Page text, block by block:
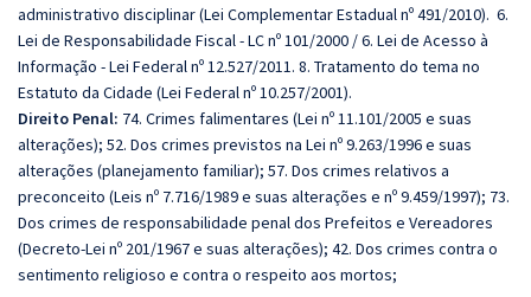
administrativo disciplinar (Lei Complementar Estadual nº 491/2010). 6.
Lei de Responsabilidade Fiscal - LC nº 101/2000 / 6. Lei de Acesso à
Informação - Lei Federal nº 12.527/2011. 8. Tratamento do tema no
Estatuto da Cidade (Lei Federal nº 10.257/2001).
Direito Penal: 74. Crimes falimentares (Lei nº 11.101/2005 e suas
alterações); 52. Dos crimes previstos na Lei nº 9.263/1996 e suas
alterações (planejamento familiar); 57. Dos crimes relativos a
preconceito (Leis nº 7.716/1989 e suas alterações e nº 9.459/1997); 73.
Dos crimes de responsabilidade penal dos Prefeitos e Vereadores
(Decreto-Lei nº 201/1967 e suas alterações); 42. Dos crimes contra o
sentimento religioso e contra o respeito aos mortos;